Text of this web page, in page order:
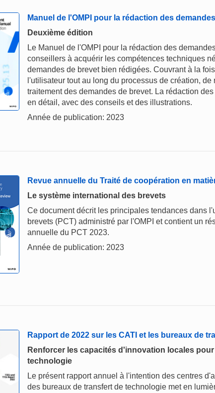
Manuel de l'OMPI pour la rédaction des
Deuxième édition
Le Manuel de l'OMPI pour la rédaction des
conseillers à acquérir les compétences techniques
demandes de brevet bien rédigées. Couvrant à la
l'utilisateur tout au long du processus de création,
traitement des demandes de brevet. La rédaction
en détail, avec des conseils et des illustrations.
Année de publication: 2023
Revue annuelle du Traité de coopération en
Le système international des brevets
Ce document décrit les principales tendances dans
brevets (PCT) administré par l'OMPI et contient un
annuelle du PCT 2023.
Année de publication: 2023
Rapport de 2022 sur les CATI et les bureaux de
Renforcer les capacités d'innovation locales
technologie
Le présent rapport annuel à l'intention des centres
des bureaux de transfert de technologie met en